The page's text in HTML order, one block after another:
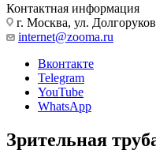
Контактная информация
г. Москва, ул.
internet@zooma.ru
Вконтакте
Telegram
YouTube
WhatsApp
Зрительная